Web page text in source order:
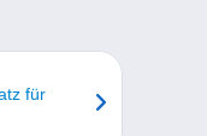
für